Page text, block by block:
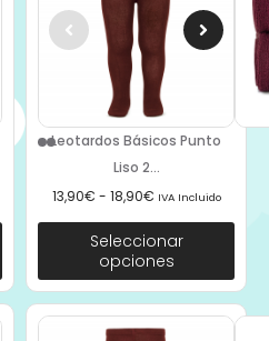
Leotardos Básicos Punto
Liso 2...
13,90€ - 18,90€ IVA Incluido
Seleccionar
opciones